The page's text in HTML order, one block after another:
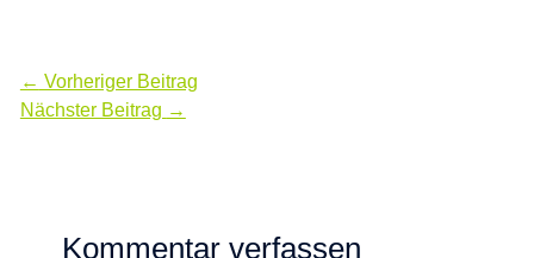
← Vorheriger Beitrag
Nächster Beitrag →
Kommentar verfassen